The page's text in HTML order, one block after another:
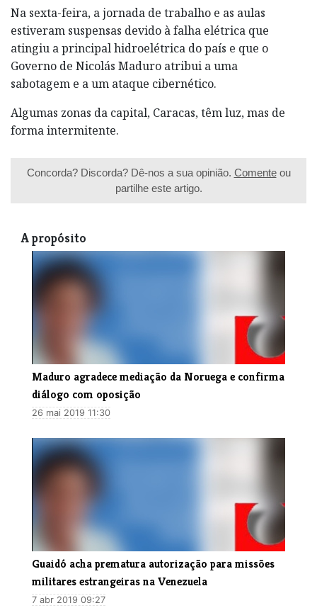
Na sexta-feira, a jornada de trabalho e as aulas
estiveram suspensas devido à falha elétrica que
atingiu a principal hidroelétrica do país e que o
Governo de Nicolás Maduro atribui a uma
sabotagem e a um ataque cibernético.
Algumas zonas da capital, Caracas, têm luz, mas de
forma intermitente.
Concorda? Discorda? Dê-nos a sua opinião. Comenteou
partilhe este artigo.
A propósito
Maduro agradece mediação da Noruega e confirma
diálogo com oposição
26 mai 2019 11:30
Guaidó acha prematura autorização para missões
militares estrangeiras na Venezuela
7 abr 2019 09:27